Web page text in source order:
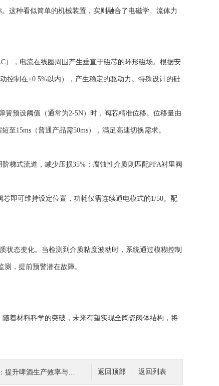
种看似简单的机械装置，实则融合了电磁学、流体力
），电流在线圈周围产生垂直于磁芯的环形磁场。根据安
控制在±0.5%以内），产生稳定的驱动力。特殊设计的硅
预设阈值（通常为2-5N）时，阀芯精准位移。位移量由
15ms（普通产品需50ms），满足高速切换需求。
式流道，减少压损35%；腐蚀性介质则匹配PFA衬里阀
即可维持设定位置，功耗仅需连续通电模式的1/50。配
态变化。当检测到介质粘度波动时，系统通过模糊控制
，提前预警潜在故障。
着材料科学的突破，未来有望实现全陶瓷阀体结构，将
返回列表
返回顶部
酒生产效率与品质的关键